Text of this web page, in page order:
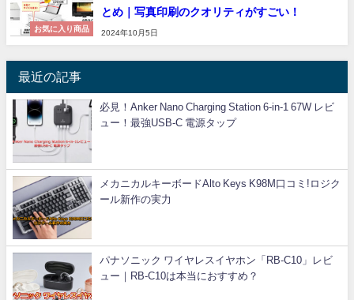
お気に入り商品
とめ｜写真印刷のクオリティがすごい！
2024年10月5日
最近の記事
必見！Anker Nano Charging Station 6-in-1 67W レビ
ュー！最強USB-C 電源タップ
メカニカルキーボードAlto Keys K98M口コミ!ロジク
ール新作の実力
パナソニック ワイヤレスイヤホン「RB-C10」レビ
ュー｜RB-C10は本当におすすめ？